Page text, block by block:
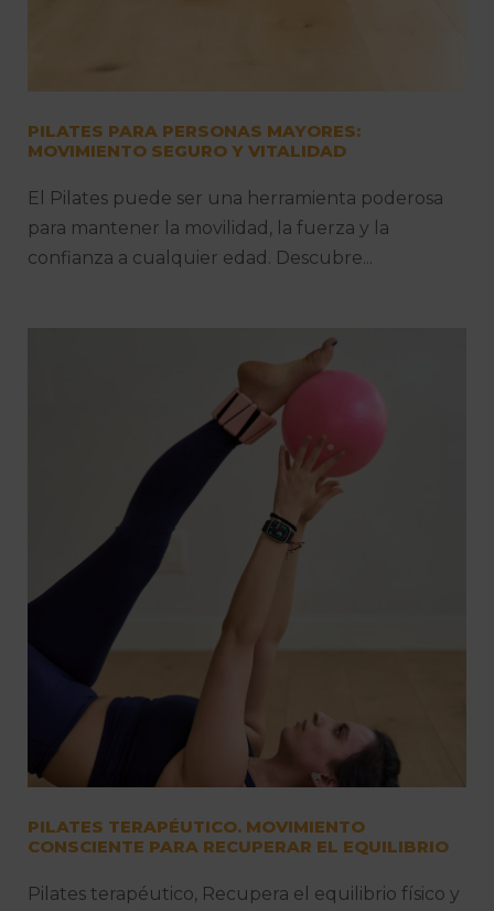
PILATES PARA PERSONAS MAYORES:
MOVIMIENTO SEGURO Y VITALIDAD
El Pilates puede ser una herramienta poderosa
para mantener la movilidad, la fuerza y la
confianza a cualquier edad. Descubre...
PILATES TERAPÉUTICO. MOVIMIENTO
CONSCIENTE PARA RECUPERAR EL EQUILIBRIO
Pilates terapéutico, Recupera el equilibrio físico y